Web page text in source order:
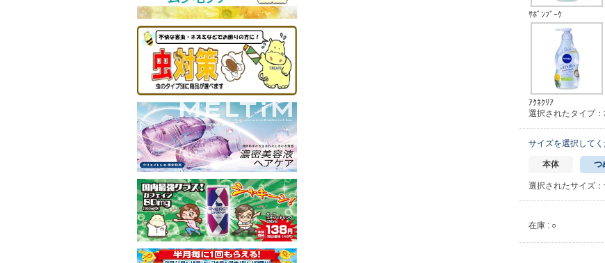
ｻﾎﾞﾝﾌﾞｰｹ
ｱｸﾈｸﾘｱ
選択されたタイプ：
サイズを選択して
本体 つ
選択されたサイズ：
在庫 : ○